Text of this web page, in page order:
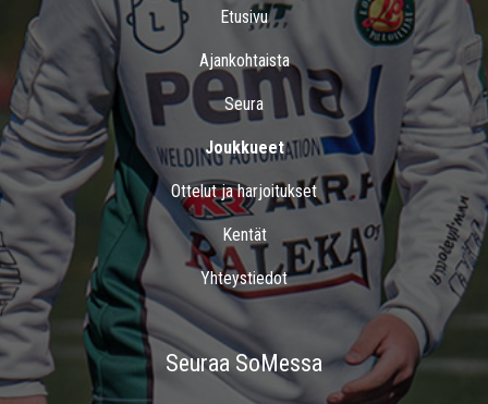
Etusivu
Ajankohtaista
Seura
Joukkueet
Ottelut ja harjoitukset
Kentät
Yhteystiedot
Seuraa SoMessa